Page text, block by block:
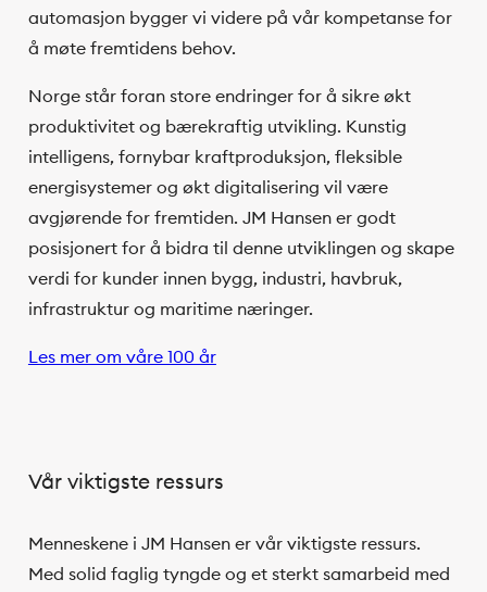
automasjon bygger vi videre på vår kompetanse for
å møte fremtidens behov.
Norge står foran store endringer for å sikre økt
produktivitet og bærekraftig utvikling. Kunstig
intelligens, fornybar kraftproduksjon, fleksible
energisystemer og økt digitalisering vil være
avgjørende for fremtiden. JM Hansen er godt
posisjonert for å bidra til denne utviklingen og skape
verdi for kunder innen bygg, industri, havbruk,
infrastruktur og maritime næringer.
Les mer om våre 100 år
Vår viktigste ressurs
Menneskene i JM Hansen er vår viktigste ressurs.
Med solid faglig tyngde og et sterkt samarbeid med